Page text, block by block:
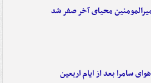
محیای آخر صفر شد
سامرا بعد از ایام اربعین